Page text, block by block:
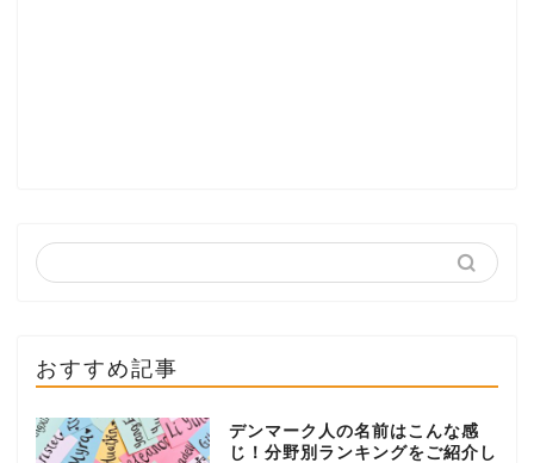
おすすめ記事
デンマーク人の名前はこんな感
じ！分野別ランキングをご紹介し